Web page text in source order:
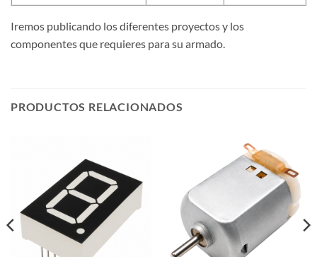
Iremos publicando los diferentes proyectos y los
componentes que requieres para su armado.
PRODUCTOS RELACIONADOS